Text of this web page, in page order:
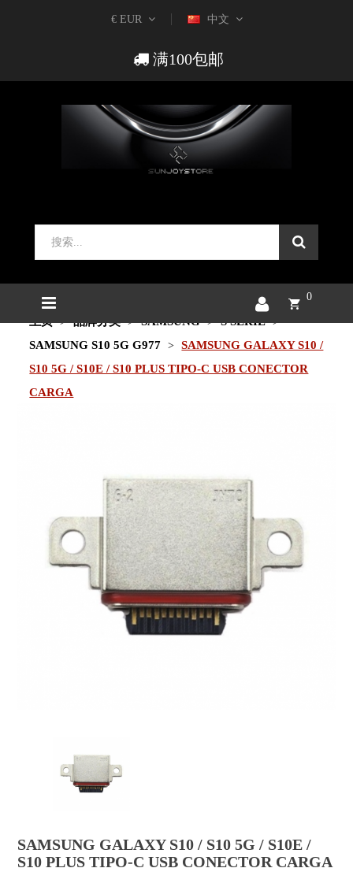
€ EUR 中文
满100包邮
0
主页 品牌分类 SAMSUNG
S SERIE
SAMSUNG S10 5G G977
SAMSUNG GALAXY S10 /
S10 5G / S10E / S10 PLUS TIPO-C USB CONECTOR
CARGA
SAMSUNG GALAXY S10 / S10 5G / S10E /
S10 PLUS TIPO-C USB CONECTOR CARGA